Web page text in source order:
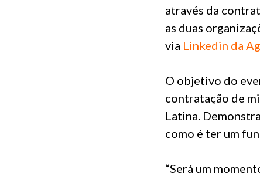
através da
as duas
via Linkedin da
O objetivo do
contratação de
Latina.
como é ter um
“Será um